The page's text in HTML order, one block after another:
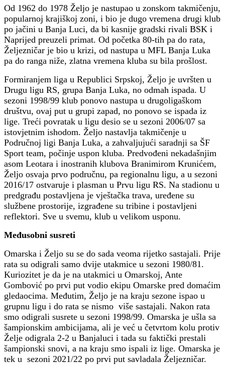
Od 1962 do 1978 Željo je nastupao u zonskom takmičenju,
popularnoj krajiškoj zoni, i bio je dugo vremena drugi klub
po jačini u Banja Luci, da bi kasnije gradski rivali BSK i
Naprijed preuzeli primat. Od početka 80-tih pa do rata,
Željezničar je bio u krizi, od nastupa u MFL Banja Luka
pa do ranga niže, zlatna vremena kluba su bila prošlost.
Formiranjem liga u Republici Srpskoj, Željo je uvršten u
Drugu ligu RS, grupa Banja Luka, no odmah ispada. U
sezoni 1998/99 klub ponovo nastupa u drugoligaškom
društvu, ovaj put u grupi zapad, no ponovo se ispada iz
lige. Treći povratak u ligu desio se u sezoni 2006/07 sa
istovjetnim ishodom. Željo nastavlja takmičenje u
Područnoj ligi Banja Luka, a zahvaljujući saradnji sa ŠF
Sport team, počinje uspon kluba. Predvođeni nekadašnjim
asom Leotara i inostranih klubova Branimirom Krunićem,
Željo osvaja prvo područnu, pa regionalnu ligu, a u sezoni
2016/17 ostvaruje i plasman u Prvu ligu RS. Na stadionu u
predgrađu postavljena je vještačka trava, uređene su
službene prostorije, izgrađene su tribine i postavljeni
reflektori. Sve u svemu, klub u velikom usponu.
Međusobni susreti
Omarska i Željo su se do sada veoma rijetko sastajali. Prije
rata su odigrali samo dvije utakmice u sezoni 1980/81.
Kuriozitet je da je na utakmici u Omarskoj, Ante
Gombović po prvi put vodio ekipu Omarske pred domaćim
gledaocima. Međutim, Željo je na kraju sezone ispao u
grupnu ligu i do rata se nismo više sastajali. Nakon rata
smo odigrali susrete u sezoni 1998/99. Omarska je ušla sa
šampionskim ambicijama, ali je već u četvrtom kolu protiv
Želje odigrala 2-2 u Banjaluci i tada su faktički prestali
šampionski snovi, a na kraju smo ispali iz lige. Omarska je
tek u sezoni 2021/22 po prvi put savladala Željezničar.